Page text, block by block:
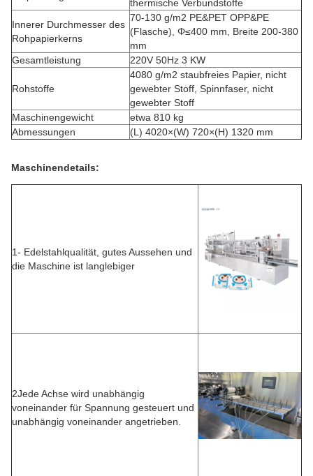
thermische Verbundstoffe
Innerer Durchmesser des
Rohpapierkerns
70-130 g/m2 PE&PET OPP&PE
(Flasche), Φ≤400 mm, Breite 200-380
mm
Gesamtleistung
220V 50Hz 3 KW
Rohstoffe
40­80 g/m2 staubfreies Papier, nicht
gewebter Stoff, Spinnfaser, nicht
gewebter Stoff
Maschinengewicht
etwa 810 kg
Abmessungen
(L) 4020×(W) 720×(H) 1320 mm
Maschinendetails:
1- Edelstahlqualität, gutes Aussehen und
die Maschine ist langlebiger
2Jede Achse wird unabhängig
voneinander für Spannung gesteuert und
unabhängig voneinander angetrieben.